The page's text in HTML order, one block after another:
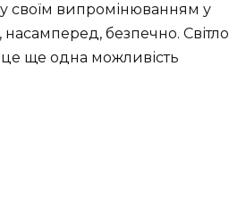
своїм випромінюванням у
насамперед, безпечно. Світло
це ще одна можливість